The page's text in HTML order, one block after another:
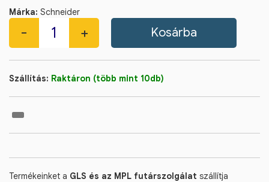
Márka: Schneider
Szállítás: Raktáron (több mint 10db)
Termékeinket a GLS és az MPL futárszolgálat szállítja